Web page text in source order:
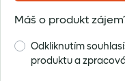
Máš o produkt
Odkliknutím
produktu a